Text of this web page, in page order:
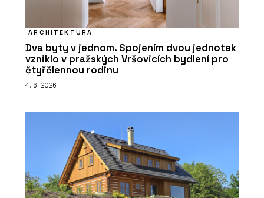
ARCHITEKTURA
Dva byty v jednom. Spojením dvou jednotek
vzniklo v pražských Vršovicích bydlení pro
čtyřčlennou rodinu
4. 6. 2026